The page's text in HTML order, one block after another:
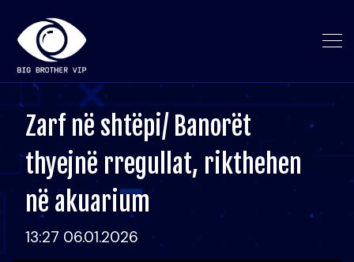
Zarf në shtëpi/ Banorët
thyejnë rregullat, rikthehen
në akuarium
13:27 06.01.2026